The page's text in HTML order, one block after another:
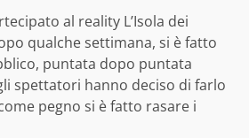
al reality L’Isola dei
qualche settimana, si è fatto
puntata dopo puntata
spettatori hanno deciso di farlo
pegno si è fatto rasare i